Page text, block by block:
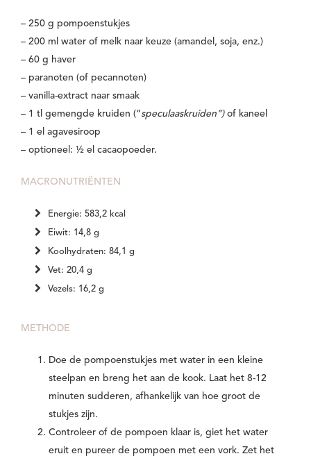
– 250 g pompoenstukjes
– 200 ml water of melk naar keuze (amandel, soja, enz.)
– 60 g haver
– paranoten (of pecannoten)
– vanilla-extract naar smaak
– 1 tl gemengde kruiden (“speculaaskruiden”) of kaneel
– 1 el agavesiroop
– optioneel: ½ el cacaopoeder.
MACRONUTRIËNTEN
Energie: 583,2 kcal
Eiwit: 14,8 g
Koolhydraten: 84,1 g
Vet: 20,4 g
Vezels: 16,2 g
METHODE
Doe de pompoenstukjes met water in een kleine
steelpan en breng het aan de kook. Laat het 8-12
minuten sudderen, afhankelijk van hoe groot de
stukjes zijn.
Controleer of de pompoen klaar is, giet het water
eruit en pureer de pompoen met een vork. Zet het